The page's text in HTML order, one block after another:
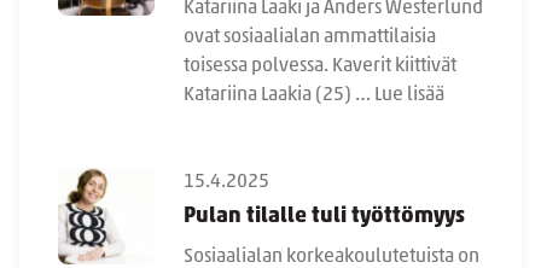
Katariina Laaki ja Anders Westerlund
ovat sosiaalialan ammattilaisia
toisessa polvessa. Kaverit kiittivät
Katariina Laakia (25) … Lue lisää
15.4.2025
Pulan tilalle tuli työttömyys
Sosiaalialan korkeakoulutetuista on